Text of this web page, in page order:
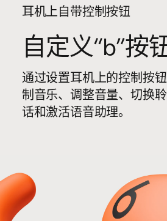
耳机上自带控制按钮
自定义“b”按
通过设置耳机上的控制按
制音乐、调整音量、切换
话和激活语音助理。